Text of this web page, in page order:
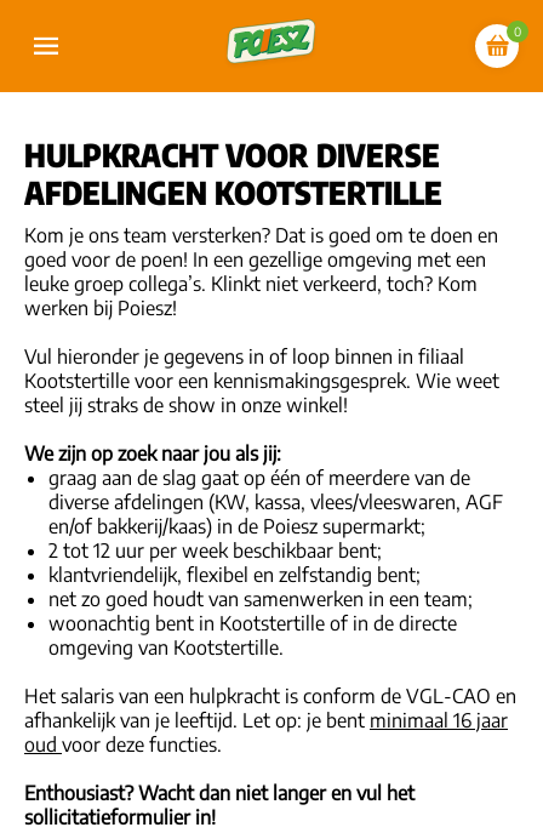
0
HULPKRACHT VOOR DIVERSE
AFDELINGEN KOOTSTERTILLE
Kom je ons team versterken? Dat is goed om te doen en
goed voor de poen! In een gezellige omgeving met een
leuke groep collega’s. Klinkt niet verkeerd, toch? Kom
werken bij Poiesz!
Vul hieronder je gegevens in of loop binnen in filiaal
Kootstertille voor een kennismakingsgesprek. Wie weet
steel jij straks de show in onze winkel!
We zijn op zoek naar jou als jij:
graag aan de slag gaat op één of meerdere van de
diverse afdelingen (KW, kassa, vlees/vleeswaren, AGF
en/of bakkerij/kaas) in de Poiesz supermarkt;
2 tot 12 uur per week beschikbaar bent;
klantvriendelijk, flexibel en zelfstandig bent;
net zo goed houdt van samenwerken in een team;
woonachtig bent in Kootstertille of in de directe
omgeving van Kootstertille.
Het salaris van een hulpkracht is conform de VGL-CAO en
afhankelijk van je leeftijd. Let op: je bent minimaal 16 jaar
oud voor deze functies.
Enthousiast? Wacht dan niet langer en vul het
sollicitatieformulier in!